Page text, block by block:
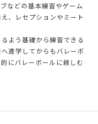
などの基本練習やゲーム
、レセプションやミート
よう基礎から練習できる
進学してからもバレーボ
にバレーボールに親しむ